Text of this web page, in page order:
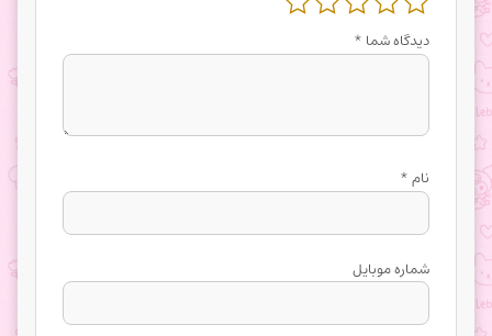
دیدگاه شما *
نام*
شماره موبایل